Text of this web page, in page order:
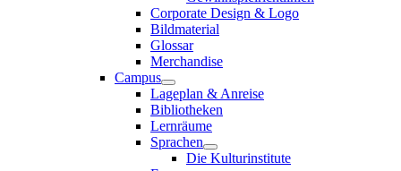
Corporate Design & Logo
Bildmaterial
Glossar
Merchandise
Campus
Lageplan & Anreise
Bibliotheken
Lernräume
Sprachen
Die Kulturinstitute